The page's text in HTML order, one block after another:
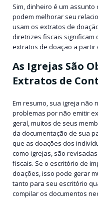
Sim, dinheiro é um
podem melhorar seu
usam os extratos de
diretrizes fiscais significam
extratos de doação a partir
As Igrejas São
Extratos de
Em resumo, sua igreja não
problemas por não emitir
geral, muitos de seus
da documentação de sua
que as doações dos
como igrejas, são
fiscais. Se o escritório de
doações, isso pode gerar
tanto para seu escritório
compilar os documentos